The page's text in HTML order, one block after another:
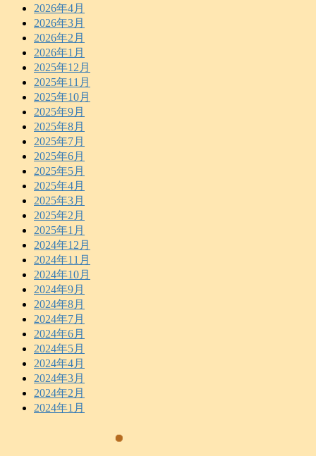
2026年4月
2026年3月
2026年2月
2026年1月
2025年12月
2025年11月
2025年10月
2025年9月
2025年8月
2025年7月
2025年6月
2025年5月
2025年4月
2025年3月
2025年2月
2025年1月
2024年12月
2024年11月
2024年10月
2024年9月
2024年8月
2024年7月
2024年6月
2024年5月
2024年4月
2024年3月
2024年2月
2024年1月